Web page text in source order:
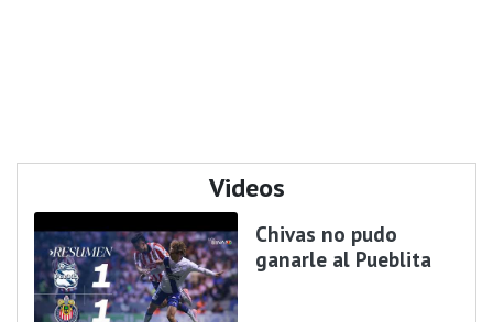
Videos
Chivas no pudo
ganarle al Pueblita